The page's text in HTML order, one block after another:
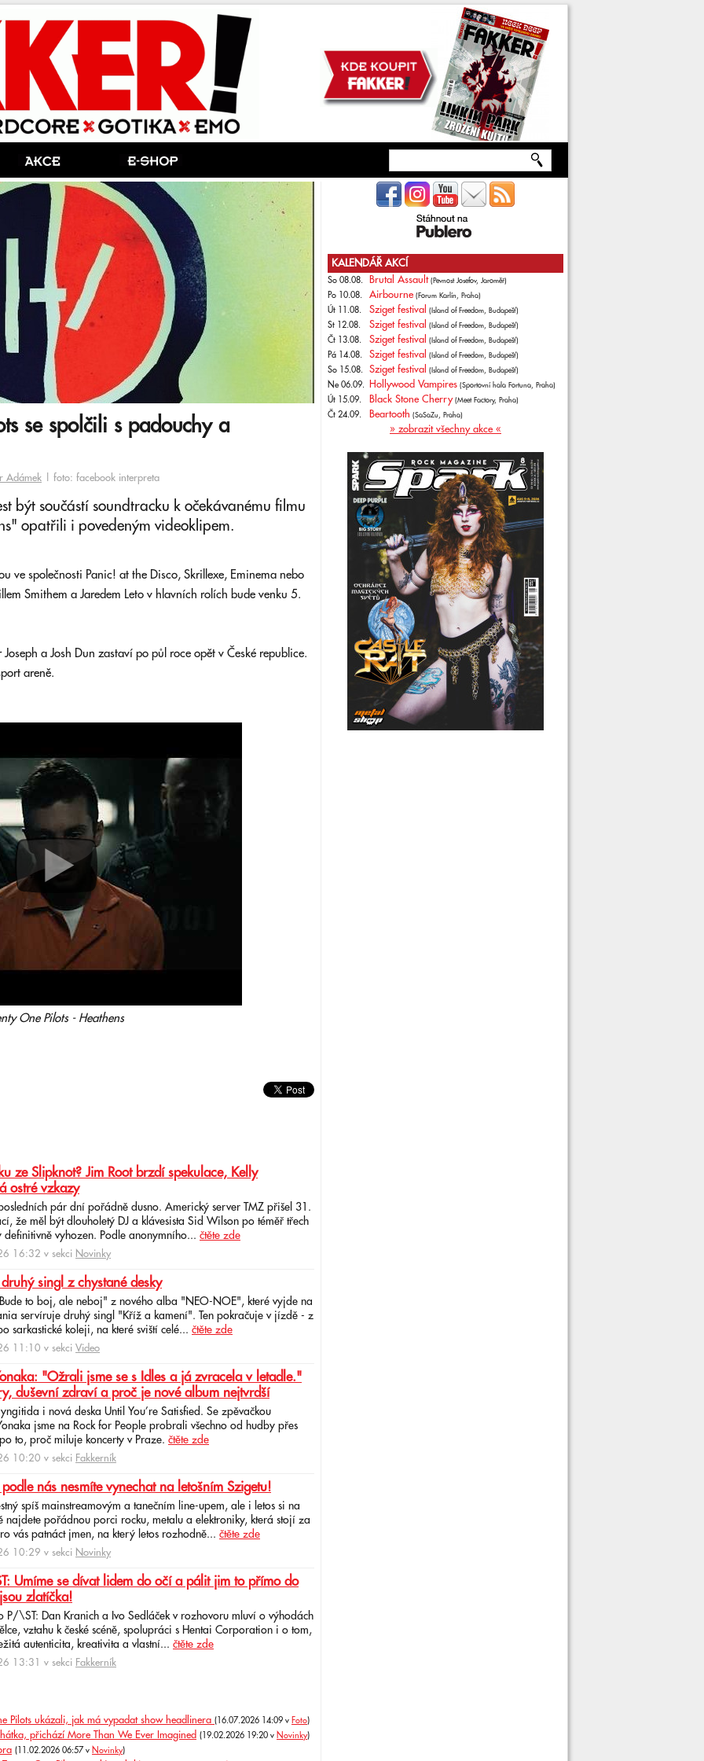
se spolčili s padouchy a
Adámek | foto: facebook interpreta
být součástí soundtracku k očekávanému filmu
opatřili i povedeným videoklipem.
ve společnosti Panic! at the Disco, Skrillexe, Eminema nebo
Smithem a Jaredem Leto v hlavních rolích bude venku 5.
a Josh Dun zastaví po půl roce opět v České republice.
areně.
One Pilots - Heathens
ze Slipknot? Jim Root brzdí spekulace, Kelly
ostré vzkazy
pár dní pořádně dusno. Americký server TMZ přišel 31.
že měl být dlouholetý DJ a klávesista Sid Wilson po téměř třech
vyhozen. Podle anonymního... čtěte zde
16:32 v sekci Novinky
singl z chystané desky
to boj, ale neboj" z nového alba "NEO-NOE", které vyjde na
servíruje druhý singl "Kříž a kamení". Ten pokračuje v jízdě - z
sarkastické koleji, na které sviští celé... čtěte zde
11:10 v sekci Video
"Ožrali jsme se s Idles a já zvracela v letadle."
duševní zdraví a proč je nové album nejtvrdší
i nová deska Until You’re Satisfied. Se zpěvačkou
jsme na Rock for People probrali všechno od hudby přes
to, proč miluje koncerty v Praze. čtěte zde
10:20 v sekci Fakkerník
nás nesmíte vynechat na letošním Szigetu!
spíš mainstreamovým a tanečním line-upem, ale i letos si na
najdete pořádnou porci rocku, metalu a elektroniky, která stojí za
vás patnáct jmen, na který letos rozhodně... čtěte zde
10:29 v sekci Novinky
Umíme se dívat lidem do očí a pálit jim to přímo do
zlatíčka!
P/\ST: Dan Kranich a Ivo Sedláček v rozhovoru mluví o výhodách
vztahu k české scéně, spolupráci s Hentai Corporation i o tom,
autenticita, kreativita a vlastní... čtěte zde
13:31 v sekci Fakkerník
Pilots ukázali, jak má vypadat show headlinera (16.07.2026 14:09 v Foto)
přichází More Than We Ever Imagined (19.02.2026 19:20 v Novinky)
(11.02.2026 06:57 v Novinky)
KALENDÁŘ AKCÍ
So 08.08. Brutal Assault (Pevnost Josefov, Jaroměř)
Po 10.08. Airbourne (Forum Karlín, Praha)
Út 11.08. Sziget festival (Island of Freedom, Budapešť)
St 12.08. Sziget festival (Island of Freedom, Budapešť)
Čt 13.08. Sziget festival (Island of Freedom, Budapešť)
Pá 14.08. Sziget festival (Island of Freedom, Budapešť)
So 15.08. Sziget festival (Island of Freedom, Budapešť)
Ne 06.09. Hollywood Vampires (Sportovní hala Fortuna, Praha)
Út 15.09. Black Stone Cherry (Meet Factory, Praha)
Čt 24.09. Beartooth (SaSaZu, Praha)
» zobrazit všechny akce «